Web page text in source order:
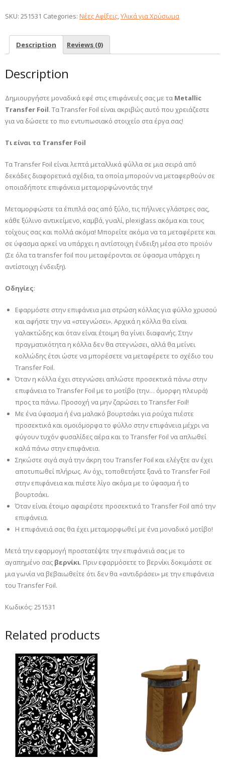
SKU: 251531 Categories: Νέες Αφίξεις,Υλικά για Χρύσωμα
Description Reviews (0)
Description
Δημιουργήστε μοναδικά εφέ στις επιφάνειές σας με τα Metallic
Transfer Foil. Τα Transfer Foil είναι ακριβώς αυτό που χρειάζεστε
για να δώσετε το πιο εντυπωσιακό στοιχείο στα έργα σας!
Τι είναι τα Transfer Foil
Τα Transfer Foil είναι λεπτά μεταλλικά φύλλα σε μια σειρά από
δεκάδες διαφορετικά σχέδια, τα οποία μπορούν να μεταφερθούν σε
οποιαδήποτε επιφάνεια μεταμορφώνοντάς την!
Μεταμορφώστε τα έπιπλά σας από ξύλο, τις πήλινες γλάστρες σας,
κάθε ξύλινο αντικείμενο, καμβά, γυαλί, plexiglass ακόμα και τους
τοίχους σας και πολλά ακόμα! Μπορείτε ακόμα να τα μεταφέρετε και
σε ύφασμα αρκεί να υπάρχει η αντίστοιχη ένδειξη μέσα στο προϊόν
(Σε όλα τα transfer foil που μεταφέρονται σε ύφασμα υπάρχει η
αντίστοιχη ένδειξη).
Οδηγίες:
Εφαρμόστε στην επιφάνεια μια στρώση κόλλας για φύλλο χρυσού
και αφήστε την να «στεγνώσει». Αρχικά η κόλλα θα είναι
γαλακτώδης και όταν είναι έτοιμη θα γίνει διαφανής. Στην
πραγματικότητα η κόλλα δεν θα στεγνώσει, αλλά θα μείνει
κολλώδης έτσι ώστε να μπορέσετε να μεταφέρετε το σχέδιο του
Transfer Foil.
Όταν η κόλλα έχει στεγνώσει απλώστε προσεκτικά πάνω στην
επιφάνεια το Transfer Foil με το μοτίβο (την… όμορφη πλευρά)
προς τα πάνω. Προσοχή να μην ζαρώσει το Transfer Foil!
Με ένα ύφασμα ή ένα μαλακό βουρτσάκι για ρούχα πιέστε
προσεκτικά και ομοιόμορφα το φύλλο στην επιφάνεια μέχρι να
φύγουν τυχόν φυσαλίδες αέρα και το Transfer Foil να απλωθεί
καλά πάνω στην επιφάνεια.
Σηκώστε σιγά σιγά την άκρη του Transfer Foil και ελέγξτε αν έχει
αποτυπωθεί πλήρως. Αν όχι, τοποθετήστε ξανά το Transfer Foil
στην επιφάνεια και πιέστε λίγο ακόμα με το ύφασμα ή το
βουρτσάκι.
Όταν είναι έτοιμο αφαιρέστε προσεκτικά το Transfer Foil από την
επιφάνεια.
Η επιφάνειά σας θα έχει μεταμορφωθεί με ένα μοναδικό μοτίβο!
Μετά την εφαρμογή προστατέψτε την επιφάνειά σας με το
αγαπημένο σας βερνίκι. Πριν εφαρμόσετε το βερνίκι δοκιμάστε σε
μια γωνία να βεβαιωθείτε ότι δεν θα «αντιδράσει» με την επιφάνεια
του Transfer Foil.
Κωδικός: 251531
Related products